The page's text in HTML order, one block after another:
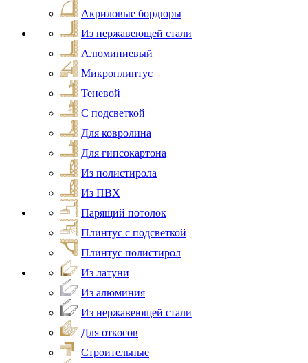
Акриловые бордюры
Из нержавеющей стали
Алюминиевый
Микроплинтус
Теневой
С подсветкой
Для ковролина
Для гипсокартона
Из полистирола
Из ПВХ
Парящий потолок
Плинтус с подсветкой
Плинтус полистирол
Из латуни
Из алюминия
Из нержавеющей стали
Для откосов
Строительные